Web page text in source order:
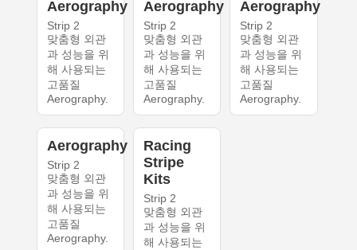
Aerography
Strip 2
맞춤형 외관
과 성능을 위
해 사용되는
고품질
Aerography.
Aerography
Strip 2
맞춤형 외관
과 성능을 위
해 사용되는
고품질
Aerography.
Aerography
Strip 2
맞춤형 외관
과 성능을 위
해 사용되는
고품질
Aerography.
Aerography
Strip 2
맞춤형 외관
과 성능을 위
해 사용되는
고품질
Aerography.
Racing
Stripe
Kits
Strip 2
맞춤형 외관
과 성능을 위
해 사용되는